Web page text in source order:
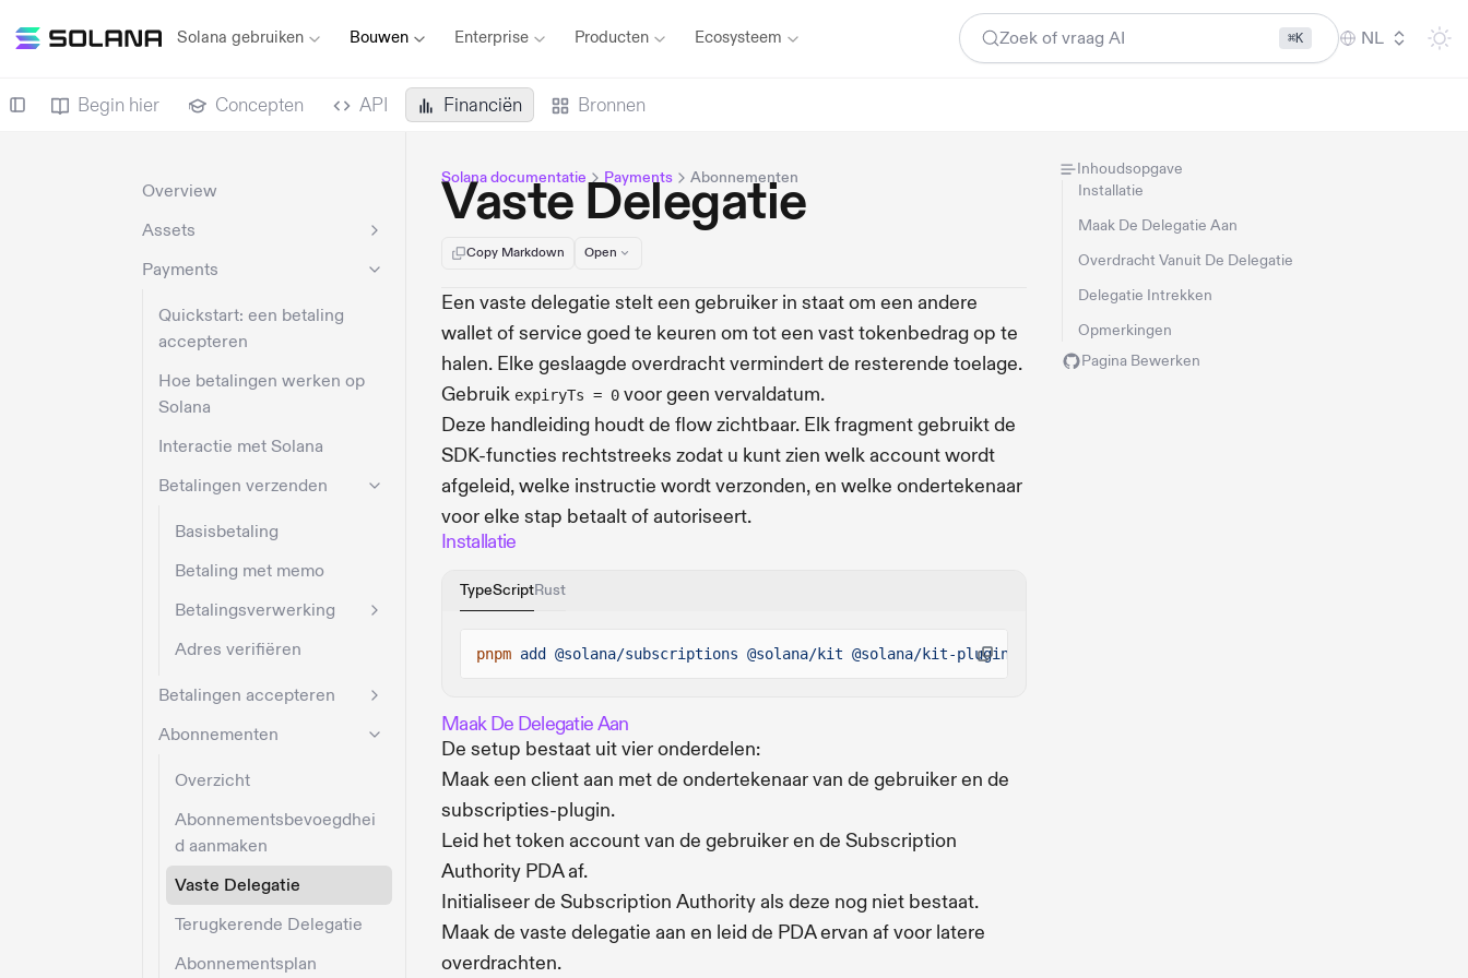
Solana gebruiken Bouwen Enterprise Producten Ecosysteem Zoek of vraag AI ⌘K NL
Begin hier Concepten API Financiën Bronnen
Overview
Assets
Payments
Quickstart: een betaling
accepteren
Hoe betalingen werken op
Solana
Interactie met Solana
Betalingen verzenden
Basisbetaling
Betaling met memo
Betalingsverwerking
Adres verifiëren
Betalingen accepteren
Abonnementen
Overzicht
Abonnementsbevoegdhei
d aanmaken
Vaste Delegatie
Terugkerende Delegatie
Abonnementsplan
Solana documentatie Payments Abonnementen
Vaste Delegatie
Copy Markdown Open
Een vaste delegatie stelt een gebruiker in staat om een andere
wallet of service goed te keuren om tot een vast tokenbedrag op te
halen. Elke geslaagde overdracht vermindert de resterende toelage.
Gebruik expiryTs = 0 voor geen vervaldatum.
Deze handleiding houdt de flow zichtbaar. Elk fragment gebruikt de
SDK-functies rechtstreeks zodat u kunt zien welk account wordt
afgeleid, welke instructie wordt verzonden, en welke ondertekenaar
voor elke stap betaalt of autoriseert.
Installatie
TypeScriptRust
pnpm add @solana/subscriptions @solana/kit @solana/kit-plugin-rpc @solana/kit-plugin-signer @solana-program/token
Maak De Delegatie Aan
De setup bestaat uit vier onderdelen:
Maak een client aan met de ondertekenaar van de gebruiker en de
subscripties-plugin.
Leid het token account van de gebruiker en de Subscription
Authority PDA af.
Initialiseer de Subscription Authority als deze nog niet bestaat.
Maak de vaste delegatie aan en leid de PDA ervan af voor latere
overdrachten.
Inhoudsopgave
Installatie
Maak De Delegatie Aan
Overdracht Vanuit De Delegatie
Delegatie Intrekken
Opmerkingen
Pagina Bewerken